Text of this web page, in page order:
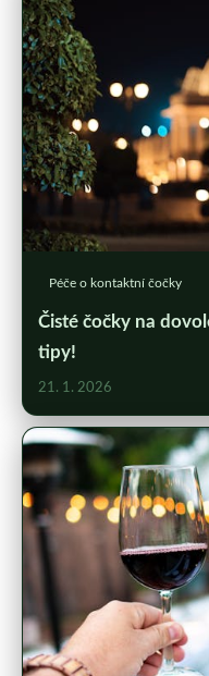
Péče o kontaktní čočky
Čisté čočky na
tipy!
21. 1. 2026